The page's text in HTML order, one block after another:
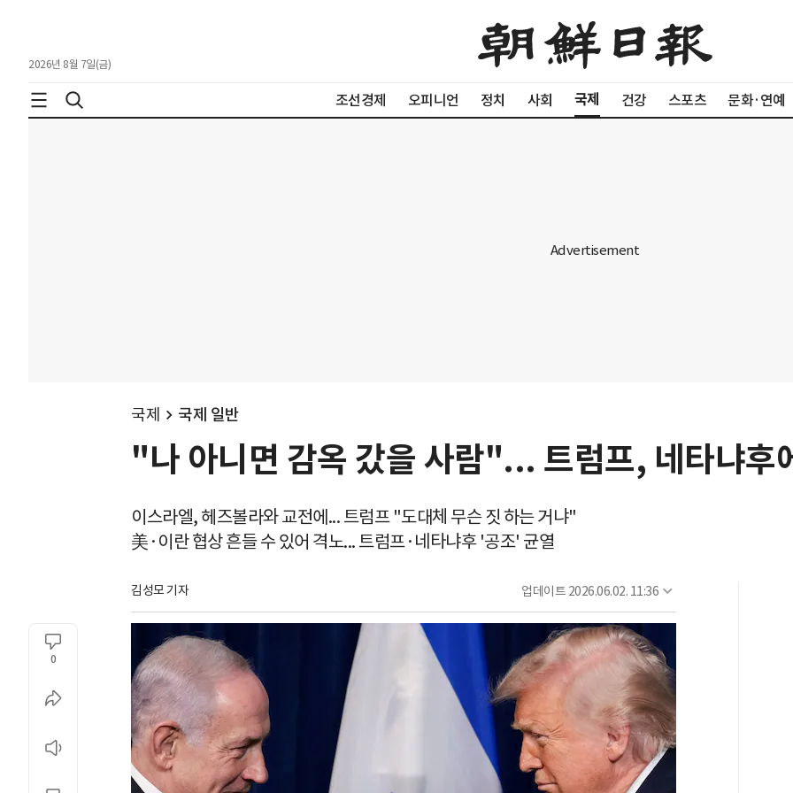
2026년 8월 7일(금)
조선경제 오피니언 정치 사회 국제 건강 스포츠 문화·연예
국제 국제 일반
"나 아니면 감옥 갔을 사람"... 트럼프, 네타냐후
이스라엘, 헤즈볼라와 교전에... 트럼프 "도대체 무슨 짓 하는 거냐"
美·이란 협상 흔들 수 있어 격노... 트럼프·네타냐후 '공조' 균열
김성모 기자 업데이트 2026.06.02. 11:36
0